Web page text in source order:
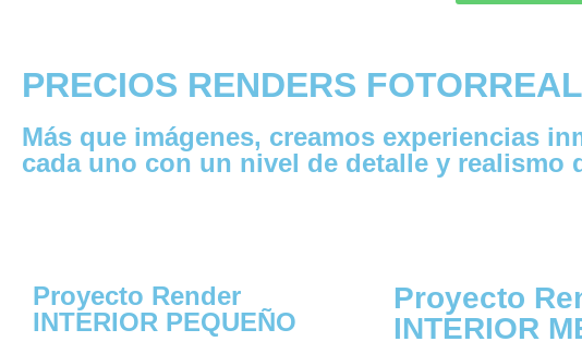
PRECIOS RENDERS
Más que imágenes, creamos experiencias
cada uno con un nivel de detalle y realismo
Proyecto Render
INTERIOR PEQUEÑO
Proyecto
INTERIOR